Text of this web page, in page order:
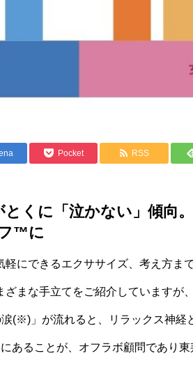
Pocket RSS
くに「泣かない」傾向
™️に
にできるエクササイズ、考え方ま
まな手立てをご紹介していますが
涙(※)」が流れると、リラックス神経
あることが、オフラボ顧問であり